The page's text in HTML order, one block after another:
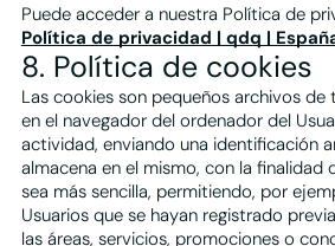
Puede acceder a nuestra Política de
Política de privacidad | qdq |
8. Política de cookies
Las cookies son pequeños archivos
en el navegador del ordenador del
actividad, enviando una identificación
almacena en el mismo, con la finalidad
sea más sencilla, permitiendo, por
Usuarios que se hayan registrado
las áreas, servicios, promociones o